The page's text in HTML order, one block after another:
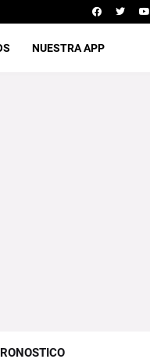
NUESTRA APP